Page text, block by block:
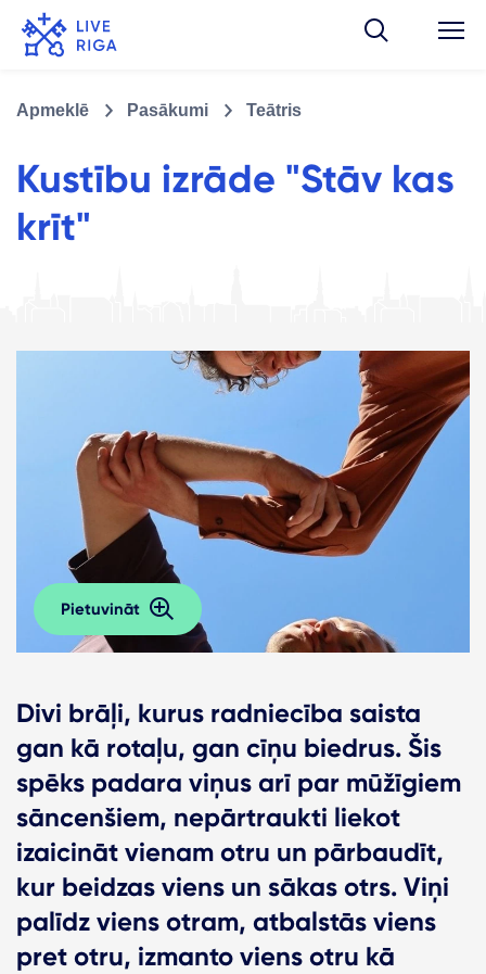
Apmeklē Pasākumi Teātris
Kustību izrāde "Stāv kas
krīt"
Pietuvināt
Divi brāļi, kurus radniecība saista
gan kā rotaļu, gan cīņu biedrus. Šis
spēks padara viņus arī par mūžīgiem
sāncenšiem, nepārtraukti liekot
izaicināt vienam otru un pārbaudīt,
kur beidzas viens un sākas otrs. Viņi
palīdz viens otram, atbalstās viens
pret otru, izmanto viens otru kā